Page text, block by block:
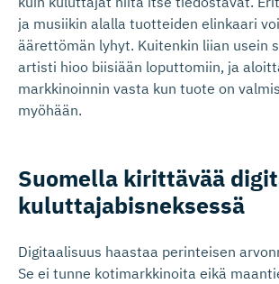
ja musiikin alalla tuotteiden elinkaari
äärettömän lyhyt. Kuitenkin liian usein
artisti hioo biisiään loputtomiin, ja
markkinoinnin vasta kun tuote on
myöhään.
Suomella kirittävää
kuluttaja­bis­neksessä
Digitaalisuus haastaa perinteisen
Se ei tunne kotimarkkinoita eikä